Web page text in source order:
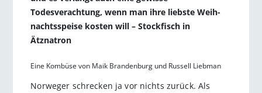
Todesverachtung, wenn man ihre liebste Weih­
nachtsspeise kosten will – Stockfisch in
Ätznatron
Eine Kombüse von Maik Brandenburg und Russell Liebman
Norweger schrecken ja vor nichts zurück. Als